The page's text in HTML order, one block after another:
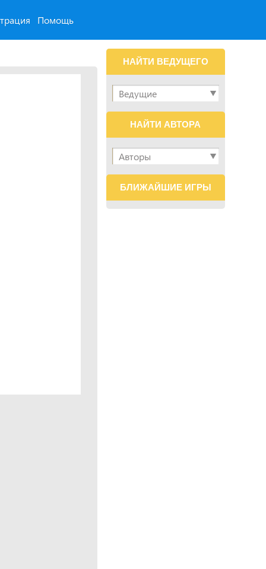
Помощь
НАЙТИ ВЕДУЩЕГО
НАЙТИ АВТОРА
БЛИЖАЙШИЕ ИГРЫ